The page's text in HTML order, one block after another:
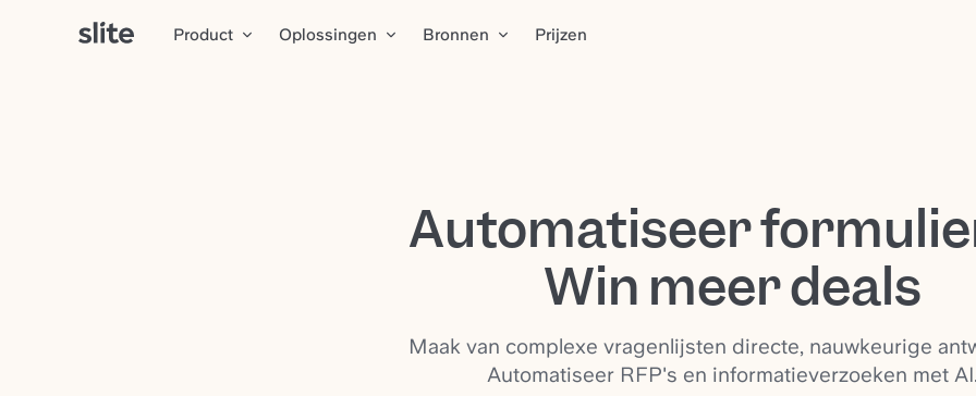
Product Oplossingen Bronnen Prijzen
Automatiseer
Win meer deals
Maak van complexe vragenlijsten directe, nauwkeurige
Automatiseer RFP's en informatieverzoeken met AI.